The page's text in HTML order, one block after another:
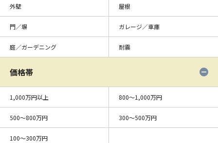
外壁 屋根
門／塀 ガレージ／車庫
庭／ガーデニング 耐震
価格帯
1,000万円以上 800〜1,000万円
500〜800万円 300〜500万円
100〜300万円